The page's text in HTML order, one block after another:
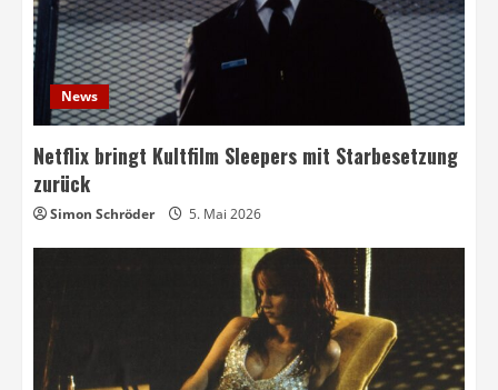
News
Netflix bringt Kultfilm Sleepers mit Starbesetzung
zurück
Simon Schröder 5. Mai 2026